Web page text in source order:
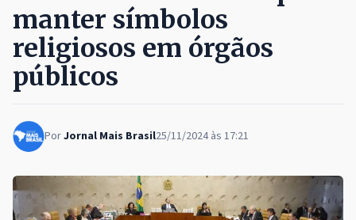
manter símbolos
religiosos em órgãos
públicos
PorJornal Mais Brasil25/11/2024 às 17:21